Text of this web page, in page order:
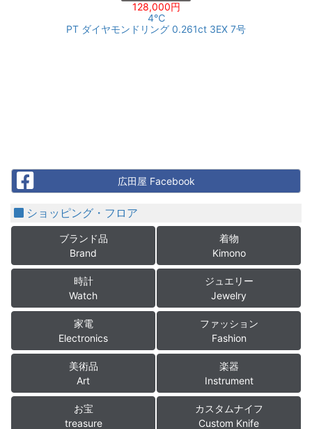
128,000円
4℃
PT ダイヤモンドリング 0.261ct 3EX 7号
Facebook 広田屋 Facebook
ショッピング・フロア
ブランド品
Brand
着物
Kimono
時計
Watch
ジュエリー
Jewelry
家電
Electronics
ファッション
Fashion
美術品
Art
楽器
Instrument
お宝
treasure
カスタムナイフ
Custom Knife